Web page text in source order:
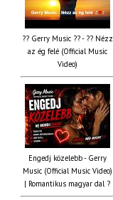
?? Gerry Music ?? - ?? Nézz
az ég felé (Official Music
Video)
Engedj közelebb - Gerry
Music (Official Music Video)
| Romantikus magyar dal ?